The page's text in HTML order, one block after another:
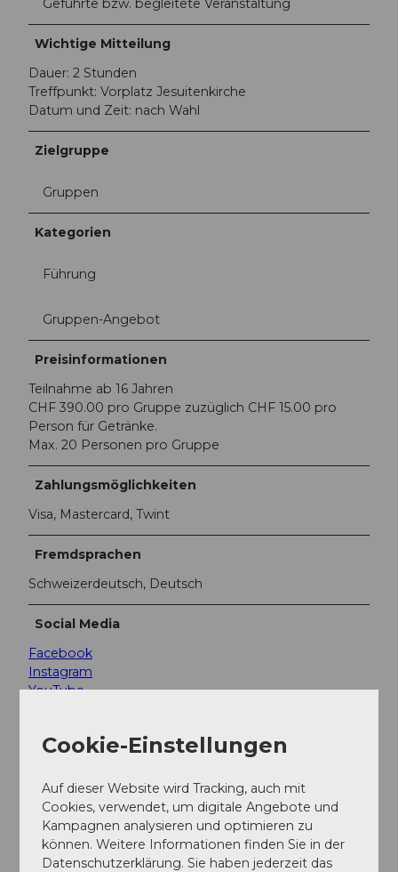
Geführte bzw. begleitete Veranstaltung
Wichtige Mitteilung
Dauer: 2 Stunden
Treffpunkt: Vorplatz Jesuitenkirche
Datum und Zeit: nach Wahl
Zielgruppe
Gruppen
Kategorien
Führung
Gruppen-Angebot
Preisinformationen
Teilnahme ab 16 Jahren
CHF 390.00 pro Gruppe zuzüglich CHF 15.00 pro
Person für Getränke.
Max. 20 Personen pro Gruppe
Zahlungsmöglichkeiten
Visa, Mastercard, Twint
Fremdsprachen
Schweizerdeutsch, Deutsch
Social Media
Facebook
Instagram
YouTube
Ansprechpartner:in
Luzern Tourismus
Cookie-Einstellungen
Auf dieser Website wird Tracking, auch mit
Cookies, verwendet, um digitale Angebote und
Kampagnen analysieren und optimieren zu
können. Weitere Informationen finden Sie in der
Datenschutzerklärung. Sie haben jederzeit das